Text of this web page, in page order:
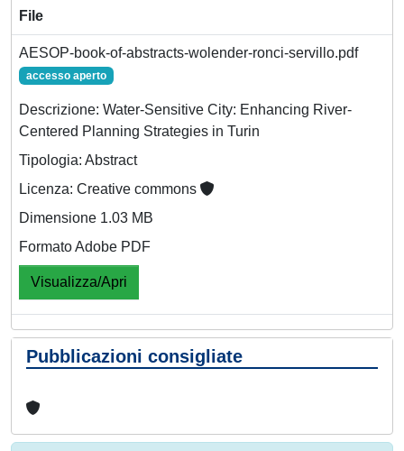
File
AESOP-book-of-abstracts-wolender-ronci-servillo.pdf
accesso aperto
Descrizione: Water-Sensitive City: Enhancing River-
Centered Planning Strategies in Turin
Tipologia: Abstract
Licenza: Creative commons
Dimensione 1.03 MB
Formato Adobe PDF
Visualizza/Apri
Pubblicazioni consigliate